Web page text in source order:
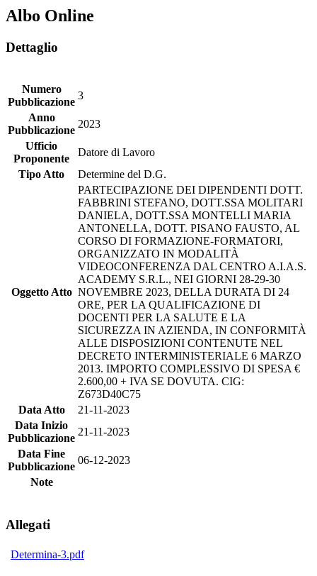
Albo Online
Dettaglio
Numero
Pubblicazione
3
Anno
Pubblicazione
2023
Ufficio
Proponente
Datore di Lavoro
Tipo Atto
Determine del D.G.
Oggetto Atto
PARTECIPAZIONE DEI DIPENDENTI DOTT.
FABBRINI STEFANO, DOTT.SSA MOLITARI
DANIELA, DOTT.SSA MONTELLI MARIA
ANTONELLA, DOTT. PISANO FAUSTO, AL
CORSO DI FORMAZIONE-FORMATORI,
ORGANIZZATO IN MODALITÀ
VIDEOCONFERENZA DAL CENTRO A.I.A.S.
ACADEMY S.R.L., NEI GIORNI 28-29-30
NOVEMBRE 2023, DELLA DURATA DI 24
ORE, PER LA QUALIFICAZIONE DI
DOCENTI PER LA SALUTE E LA
SICUREZZA IN AZIENDA, IN CONFORMITÀ
ALLE DISPOSIZIONI CONTENUTE NEL
DECRETO INTERMINISTERIALE 6 MARZO
2013. IMPORTO COMPLESSIVO DI SPESA €
2.600,00 + IVA SE DOVUTA. CIG:
Z673D40C75
Data Atto
21-11-2023
Data Inizio
Pubblicazione
21-11-2023
Data Fine
Pubblicazione
06-12-2023
Note
Allegati
Determina-3.pdf